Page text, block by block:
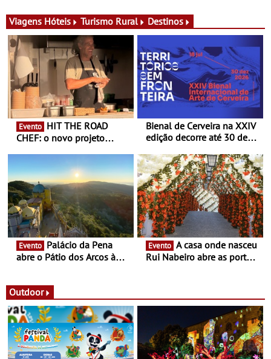
exclusiva
Viagens Hóteis Turismo Rural Destinos
Evento
CHEF: o novo projeto
Queiroz Ribeiro - Um novo
conceito gastronómico
itinerante que percorre
Portugal
Bienal de Cerveira na XXIV
edição decorre até 30 de
enquanto “Territórios sem
Fronteira”
Evento
abre o Pátio dos Arcos à
Evento
Rui Nabeiro abre as portas
16 de agosto
Outdoor